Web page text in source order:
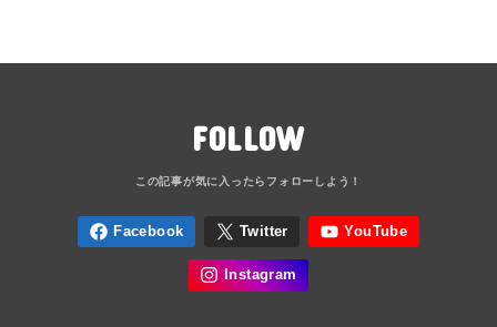
FOLLOW